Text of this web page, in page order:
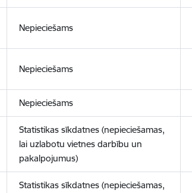
Nepieciešams
Nepieciešams
Nepieciešams
Statistikas sīkdatnes (nepieciešamas,
lai uzlabotu vietnes darbību un
pakalpojumus)
Statistikas sīkdatnes (nepieciešamas,